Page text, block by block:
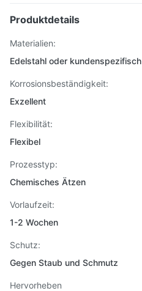
Produktdetails
Materialien:
Edelstahl oder kundenspezifisch
Korrosionsbeständigkeit:
Exzellent
Flexibilität:
Flexibel
Prozesstyp:
Chemisches Ätzen
Vorlaufzeit:
1-2 Wochen
Schutz:
Gegen Staub und Schmutz
Hervorheben